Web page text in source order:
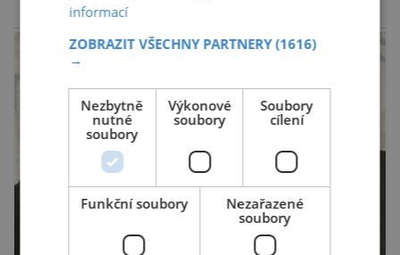
(ÚKZÚZ) podřízeného ministerstvu
zemědělství. Ornitologové varují, že v ohrožení
je mnoho živočichů a především […]
informací
ZOBRAZIT VŠECHNY PARTNERY(1616)
→
Nezbytně
nutné
soubory
Výkonové
soubory
Soubory
cílení
Funkční soubory
Nezařazené
soubory